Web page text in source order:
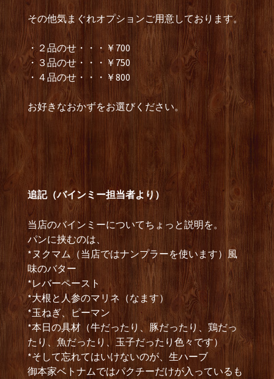
その他気まぐれオプションご用意しております。
・２品のせ・・・￥700
・３品のせ・・・￥750
・４品のせ・・・￥800
お好きなおかずをお選びください。
追記（バインミー担当者より）
当店のバインミーについてちょっと説明を。
パンに挟むのは、
*ヌクマム（当店ではナンプラーを使います）風
味のバター
*レバーペースト
*大根と人参のマリネ（なます）
*玉ねぎ、ピーマン
*本日の具材（牛だったり、豚だったり、鶏だっ
たり、魚だったり、玉子だったり色々です）
*そして忘れてはいけないのが、生ハーブ
御本家ベトナムではパクチーだけが入っているも